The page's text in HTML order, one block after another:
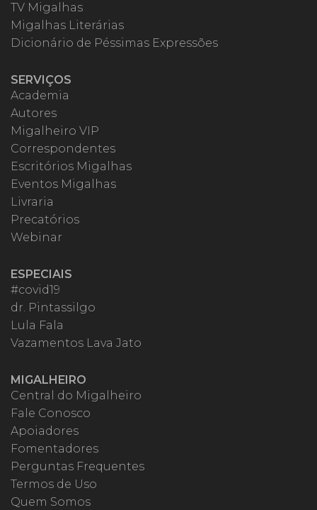
TV Migalhas
Migalhas Literárias
Dicionário de Péssimas Expressões
SERVIÇOS
Academia
Autores
Migalheiro VIP
Correspondentes
Escritórios Migalhas
Eventos Migalhas
Livraria
Precatórios
Webinar
ESPECIAIS
#covid19
dr. Pintassilgo
Lula Fala
Vazamentos Lava Jato
MIGALHEIRO
Central do Migalheiro
Fale Conosco
Apoiadores
Fomentadores
Perguntas Frequentes
Termos de Uso
Quem Somos